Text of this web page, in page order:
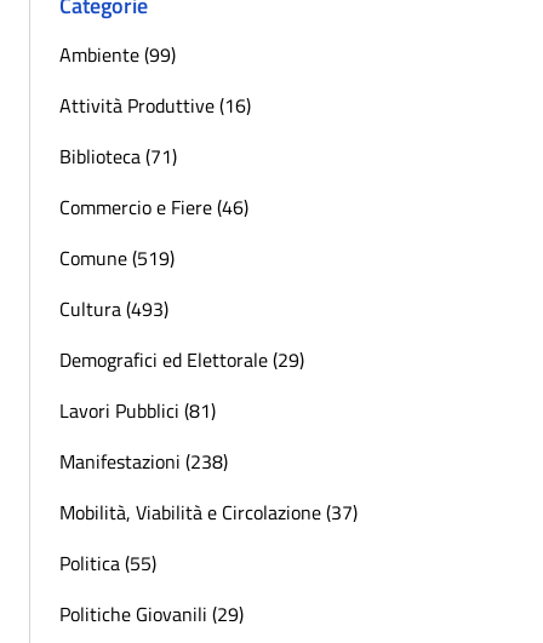
Ambiente (99)
Attività Produttive (16)
Biblioteca (71)
Commercio e Fiere (46)
Comune (519)
Cultura (493)
Demografici ed Elettorale (29)
Lavori Pubblici (81)
Manifestazioni (238)
Mobilità, Viabilità e Circolazione (37)
Politica (55)
Politiche Giovanili (29)